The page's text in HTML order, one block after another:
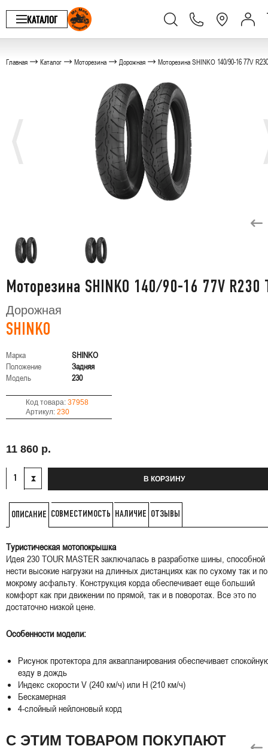
КАТАЛОГ
Главная Каталог Моторезина Дорожная Моторезина SHINKO 140/90-16 77V
Моторезина SHINKO 140/90-16 77V R230
Дорожная
SHINKO
Марка
SHINKO
Положение
Задняя
Модель
230
Код товара:37958
Артикул:230
11 860 р.
В КОРЗИНУ
ОПИСАНИЕ СОВМЕСТИМОСТЬ НАЛИЧИЕ ОТЗЫВЫ
Туристическая мотопокрышка
Идея 230 TOUR MASTER заключалась в разработке шины, способной
нести высокие нагрузки на длинных дистанциях как по сухому так и по
мокрому асфальту. Конструкция корда обеспечивает еще больший
комфорт как при движении по прямой, так и в поворотах. Все это по
достаточно низкой цене.
Особенности модели:
Рисунок протектора для аквапланирования обеспечивает
езду в дождь
Индекс скорости V (240 км/ч) или H (210 км/ч)
Бескамерная
4-слойный нейлоновый корд
С ЭТИМ ТОВАРОМ ПОКУПАЮТ